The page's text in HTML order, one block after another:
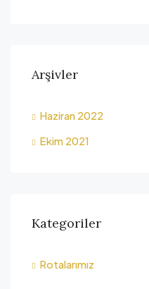
Arşivler
Haziran 2022
Ekim 2021
Kategoriler
Rotalarımız